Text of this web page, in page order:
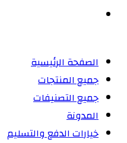
الصفحة الرئيسية
جميع المنتجات
جميع التصنيفات
المدونة
خيارات الدفع والتسليم